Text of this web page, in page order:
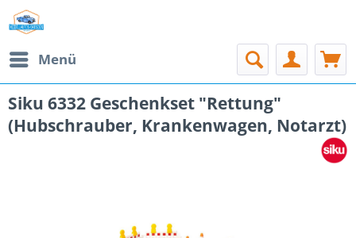
Menü
Siku 6332 Geschenkset "Rettung"
(Hubschrauber, Krankenwagen, Notarzt)